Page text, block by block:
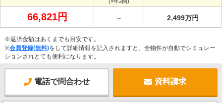
66,821円 － 2,499万円
※返済金額はあくまでも目安です。
※会員登録(無料)をして詳細情報を記入されますと、全物件が自動でシミュレー
ションされとても便利になります。
電話で問合わせ 資料請求